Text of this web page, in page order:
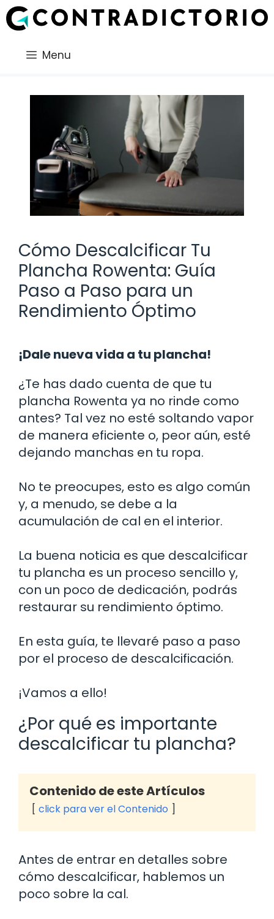
Saltar
al
Menu
Cómo Descalcificar Tu
Plancha Rowenta: Guía
Paso a Paso para un
Rendimiento Óptimo
¡Dale nueva vida a tu plancha!
¿Te has dado cuenta de que tu
plancha Rowenta ya no rinde como
antes? Tal vez no esté soltando vapor
de manera eficiente o, peor aún, esté
dejando manchas en tu ropa.
No te preocupes, esto es algo común
y, a menudo, se debe a la
acumulación de cal en el interior.
La buena noticia es que descalcificar
tu plancha es un proceso sencillo y,
con un poco de dedicación, podrás
restaurar su rendimiento óptimo.
En esta guía, te llevaré paso a paso
por el proceso de descalcificación.
¡Vamos a ello!
¿Por qué es importante
descalcificar tu plancha?
Contenido de este Artículos
click para ver el Contenido
Antes de entrar en detalles sobre
cómo descalcificar, hablemos un
poco sobre la cal.